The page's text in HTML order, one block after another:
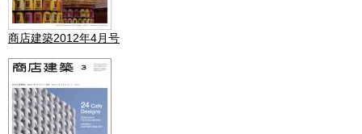
商店建築2012年4月号